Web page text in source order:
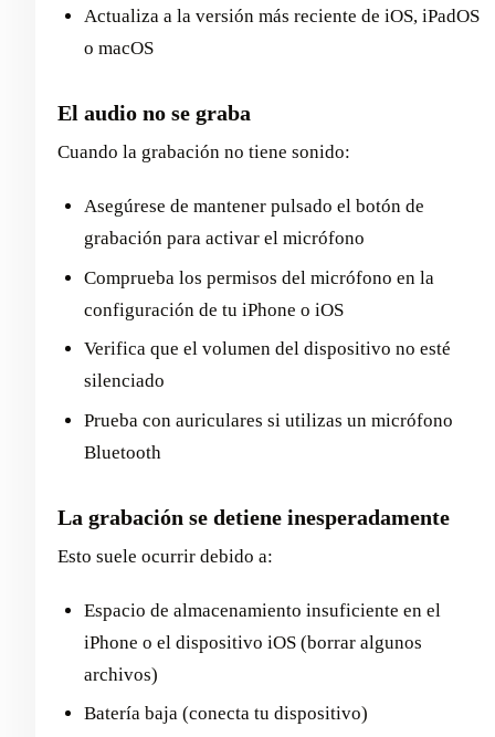
Actualiza a la versión más reciente de iOS, iPadOS
o macOS
El audio no se graba
Cuando la grabación no tiene sonido:
Asegúrese de mantener pulsado el botón de
grabación para activar el micrófono
Comprueba los permisos del micrófono en la
configuración de tu iPhone o iOS
Verifica que el volumen del dispositivo no esté
silenciado
Prueba con auriculares si utilizas un micrófono
Bluetooth
La grabación se detiene inesperadamente
Esto suele ocurrir debido a:
Espacio de almacenamiento insuficiente en el
iPhone o el dispositivo iOS (borrar algunos
archivos)
Batería baja (conecta tu dispositivo)